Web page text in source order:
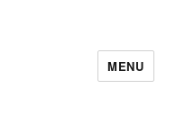
MENU